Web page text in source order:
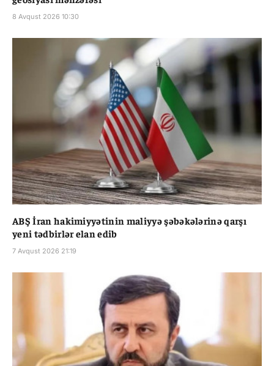
8 Avqust 2026 10:30
ABŞ İran hakimiyyətinin maliyyə şəbəkələrinə qarşı
yeni tədbirlər elan edib
7 Avqust 2026 21:19